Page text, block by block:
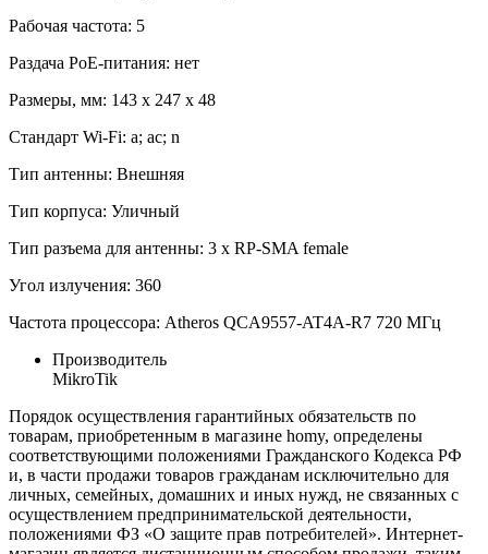
Рабочая частота: 5
Раздача PoE-питания: нет
Размеры, мм: 143 x 247 x 48
Стандарт Wi-Fi: a; ac; n
Тип антенны: Внешняя
Тип корпуса: Уличный
Тип разъема для антенны: 3 x RP-SMA female
Угол излучения: 360
Частота процессора: Atheros QCA9557-AT4A-R7 720 МГц
Производитель
MikroTik
Порядок осуществления гарантийных обязательств по
товарам, приобретенным в магазине homy, определены
соответствующими положениями Гражданского Кодекса РФ
и, в части продажи товаров гражданам исключительно для
личных, семейных, домашних и иных нужд, не связанных с
осуществлением предпринимательской деятельности,
положениями ФЗ «О защите прав потребителей». Интернет-